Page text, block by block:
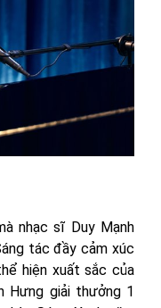
nhạc sĩ Duy Mạnh
tác đầy cảm xúc
hiện xuất sắc của
Hưng giải thưởng 1